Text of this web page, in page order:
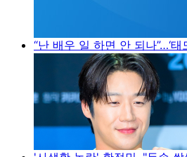
“난 배우 일 하면 안 되나”…‘태